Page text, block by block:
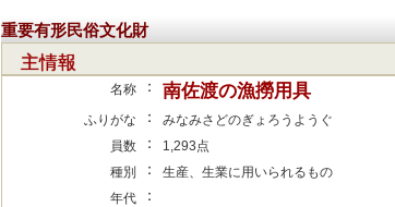
重要有形民俗文化財
主情報
名称 ： 南佐渡の漁撈用具
ふりがな ：
みなみさどのぎょろうようぐ
員数
：
1,293点
種別
：
生産、生業に用いられるもの
年代
：